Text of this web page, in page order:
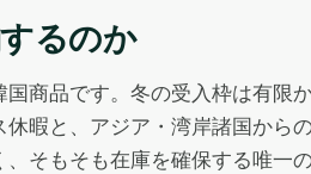
るのか
商品です。冬の受入枠は有
暇と、アジア・湾岸諸国から
そもそも在庫を確保する唯一